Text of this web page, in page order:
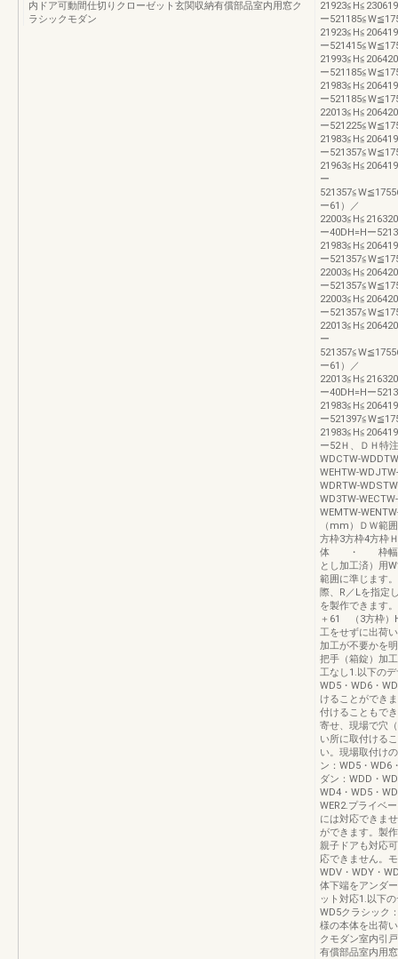
内ドア可動間仕切りクローゼット玄関収納有償部品室内用窓ク
ラシックモダン
ー
ー
ー
ー
ー
ー
ー
ー61）／
ー40DH=Hー
ー
ー
ー
ー
ー61）／
ー40DH=Hー
ー
ー52Ｈ、ＤＨ特
WDCTW-
WEHTW-
WDRTW-
WD3TW-
WEMTW-
（mm）ＤＷ範
方枠3方枠4方
体 ・ 枠幅高さ
とし加工済）用
範囲に準じます
際、R／Lを指定
を製作できます
＋61 （3方枠）
工をせずに出荷
加工が不要かを
把手（箱錠）加
工なし1.以下の
WD5・WD6・
けることができ
付けることもで
寄せ、現場で穴
い所に取付ける
い。現場取付け
ン：WD5・WD6
ダン：WDD・
WD4・WD5・
WER2.プライベ
には対応できま
ができます。製
親子ドアも対応
応できません。
WDV・WDY・
体下端をアンダ
ット対応1.以下
WD5クラシック
様の本体を出荷
クモダン室内引
有償部品室内用